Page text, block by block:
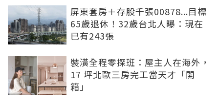
屏東套房＋存股千張00878...目標
65歲退休！32歲台北人曝：現在
已有243張
裝潢全程零探班：屋主人在海外，
17 坪北歐三房完工當天才「開
箱」